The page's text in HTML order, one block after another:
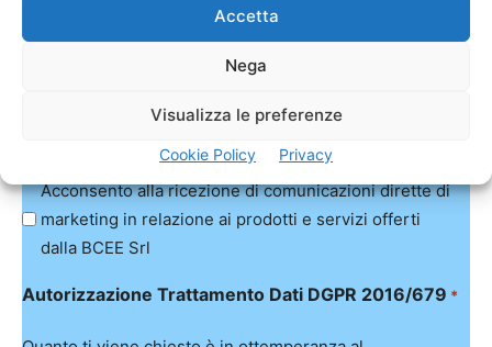
Accetta
Nega
Visualizza le preferenze
Cookie Policy Privacy
Autorizzazione Trattamento Dati DGPR 2016/679
Regolamento Generale sulla Protezione Dati UE 2016/679
(GDPR). Ti invitiamo a leggere l’informativa completa.
Acconsento alla ricezione di comunicazioni dirette di
marketing in relazione ai prodotti e servizi offerti
dalla BCEE Srl
Autorizzazione Trattamento Dati DGPR 2016/679 *